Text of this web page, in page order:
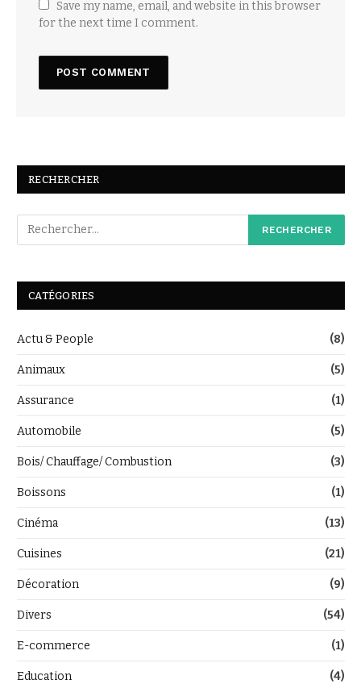
Save my name, email, and website in this browser
for the next time I comment.
RECHERCHER
CATÉGORIES
Actu & People (8)
Animaux (5)
Assurance (1)
Automobile (5)
Bois/ Chauffage/ Combustion (3)
Boissons (1)
Cinéma (13)
Cuisines (21)
Décoration (9)
Divers (54)
E-commerce (1)
Education (4)